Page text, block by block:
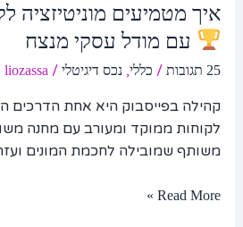
איך מטמיעים מוניטיזציה
עם מודל עסקי מנצח
25 תגובות / כללי, נכס דיגיטלי/
liozassa
קהילה בפייסבוק היא אחת הדרכים
לקוחות ממוקד ומעורב עם מחנה
משותף שמובילה לחכמת המונים
Read More »